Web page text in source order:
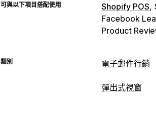
可與以下項目搭配使用 Shopify POS
Facebook
Product
類別 電子郵件行銷
行銷活動類型
彈出式視窗